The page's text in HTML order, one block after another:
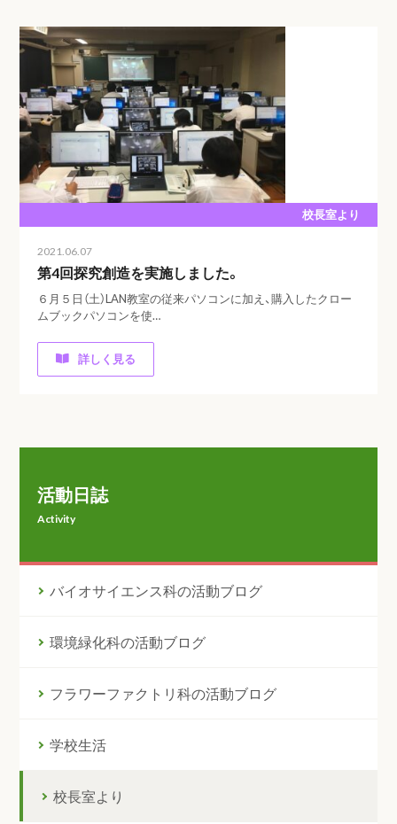
校長室より
2021.06.07
第4回探究創造を実施しました。
６月５日（土）LAN教室の従来パソコンに加え、購入したクロー
ムブックパソコンを使…
詳しく見る
活動日誌
Activity
バイオサイエンス科の活動ブログ
環境緑化科の活動ブログ
フラワーファクトリ科の活動ブログ
学校生活
校長室より